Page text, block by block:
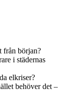
från början?
i städernas
elkriser?
behöver det –